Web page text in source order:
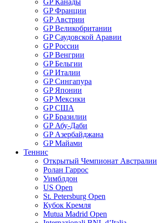
GP Канады
GP Франции
GP Австрии
GP Великобритании
GP Саудовской Аравии
GP России
GP Венгрии
GP Бельгии
GP Италии
GP Сингапура
GP Японии
GP Мексики
GP США
GP Бразилии
GP Абу-Даби
GP Азербайджана
GP Майами
Теннис
Открытый Чемпионат Австралии
Ролан Гаррос
Уимблдон
US Open
St. Petersburg Open
Кубок Кремля
Mutua Madrid Open